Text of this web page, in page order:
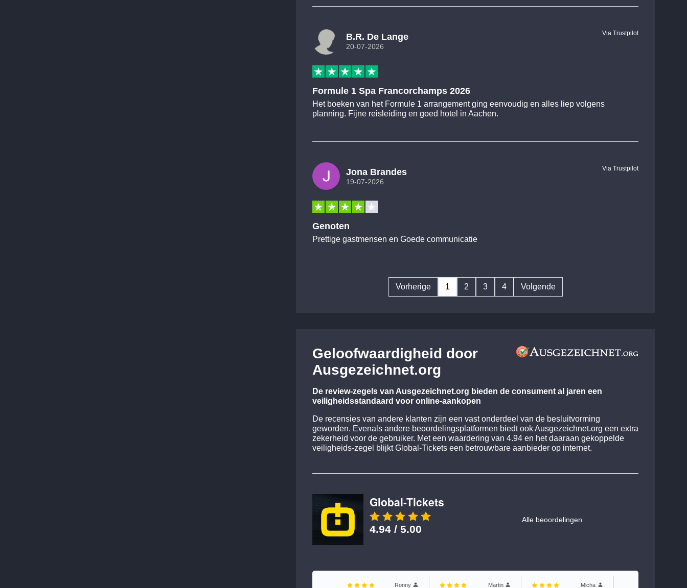
Via Trustpilot
B.R. De Lange
20-07-2026
Formule 1 Spa Francorchamps 2026
Het boeken van het Formule 1 arrangement ging eenvoudig en alles liep volgens
planning. Fijne reisleiding en goed hotel in Aachen.
Via Trustpilot
Jona Brandes
19-07-2026
Genoten
Prettige gastmensen en Goede communicatie
Vorherige 1 2 3 4 Volgende
Geloofwaardigheid door
Ausgezeichnet.org
De review-zegels van Ausgezeichnet.org bieden de consument al jaren een
veiligheidsstandaard voor online-aankopen
De recensies van andere klanten zijn een vast onderdeel van de besluitvorming
geworden. Evenals andere beoordelingsplatformen biedt ook Ausgezeichnet.org een extra
zekerheid voor de gebruiker. Met een waardering van 4.94 en het daaraan gekoppelde
veiligheids-zegel blijkt Global-Tickets een betrouwbare aanbieder op internet.
Global-Tickets
4.94 / 5.00
Alle beoordelingen
Ronny
Martin
Micha